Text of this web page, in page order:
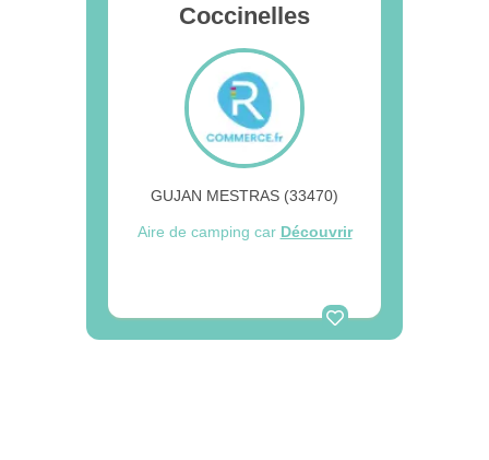
Coccinelles
GUJAN MESTRAS (33470)
Aire de camping car Découvrir